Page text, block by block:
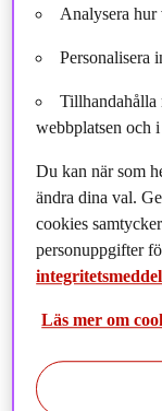
Trots en skakig
Fonder. De
fondmarknaden
ackumulerat
14,5 mdr SEK.
på 336 mdr SEK
(4,9).
Analysera hur
Personalisera
Tillhandahålla
webbplatsen och
Du kan när som
ändra dina val.
cookies
personuppgifter
Läs mer om